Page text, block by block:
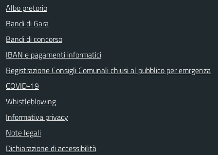
Albo pretorio
Bandi di Gara
Bandi di concorso
IBAN e pagamenti informatici
Registrazione Consigli Comunali chiusi al pubblico per emrgenza
COVID-19
Whistleblowing
Informativa privacy
Note legali
Dichiarazione di accessibilità